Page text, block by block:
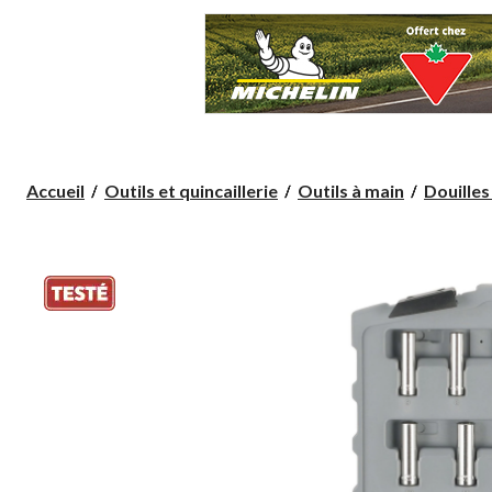
Accueil Outils et quincaillerie Outils à main